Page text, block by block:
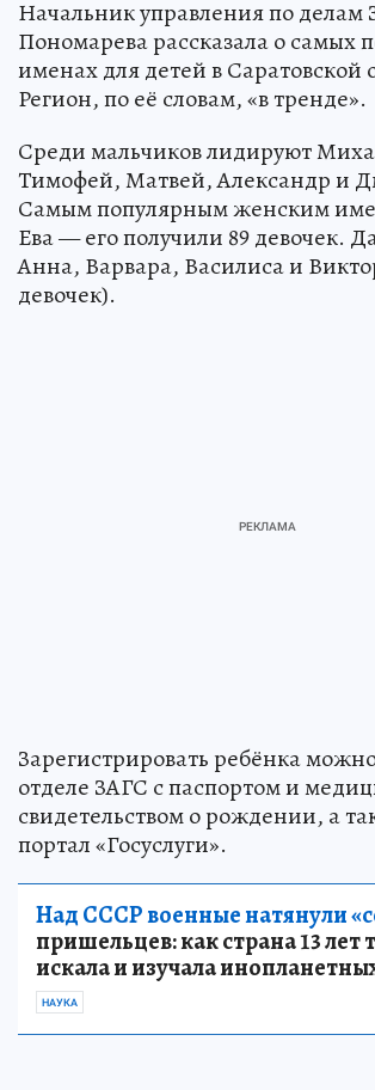
Начальник управления по
Пономарева рассказала о самых
именах для детей в Саратовской
Регион, по её словам, «в тренде».
Среди мальчиков лидируют
Тимофей, Матвей, Александр и
Самым популярным женским
Ева — его получили 89 девочек.
Анна, Варвара, Василиса и
девочек).
Зарегистрировать ребёнка
отделе ЗАГС с паспортом и
свидетельством о рождении, а
портал «Госуслуги».
Над СССР военные натянули
пришельцев: как страна 13 лет
искала и изучала
НАУКА